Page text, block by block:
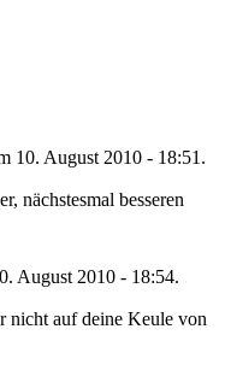
10. August 2010 - 18:51.
nächstesmal besseren
August 2010 - 18:54.
nicht auf deine Keule von